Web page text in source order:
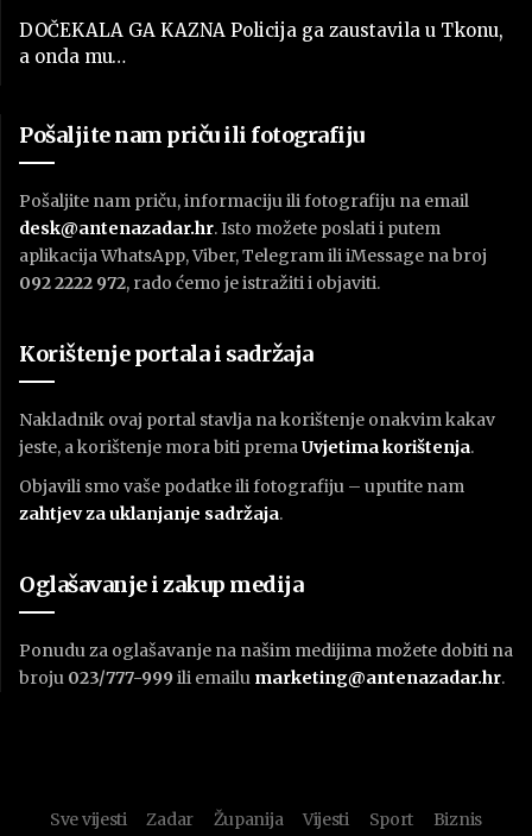
DOČEKALA GA KAZNA Policija ga zaustavila u Tkonu,
a onda mu…
Pošaljite nam priču ili fotografiju
Pošaljite nam priču, informaciju ili fotografiju na email
desk@antenazadar.hr. Isto možete poslati i putem
aplikacija WhatsApp, Viber, Telegram ili iMessage na broj
092 2222 972, rado ćemo je istražiti i objaviti.
Korištenje portala i sadržaja
Nakladnik ovaj portal stavlja na korištenje onakvim kakav
jeste, a korištenje mora biti premaUvjetima korištenja.
Objavili smo vaše podatke ili fotografiju – uputite nam
zahtjev za uklanjanje sadržaja.
Oglašavanje i zakup medija
Ponudu za oglašavanje na našim medijima možete dobiti na
broju 023/777-999 ili emailu marketing@antenazadar.hr.
Sve vijesti Zadar Županija Vijesti Sport Biznis